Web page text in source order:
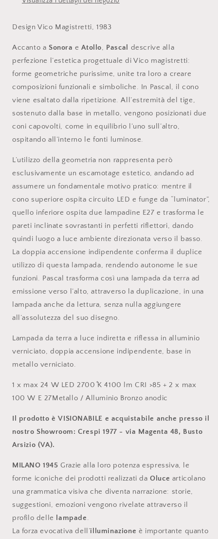
Design Vico Magistretti, 1983
Accanto a Sonora e Atollo, Pascal
descrive alla
perfezione l’estetica progettuale di Vico magistretti:
forme geometriche purissime, unite tra loro a creare
composizioni funzionali e simboliche. In Pascal, il cono
viene esaltato dalla ripetizione. All’estremità del tige,
sostenuto dalla base in metallo, vengono posizionati due
coni capovolti, come in equilibrio l’uno sull’altro,
ospitando all’interno le fonti luminose.
L’utilizzo della geometria non rappresenta però
esclusivamente un escamotage estetico, andando ad
assumere un fondamentale motivo pratico: mentre il
cono superiore ospita circuito LED e funge da “luminator”,
quello inferiore ospita due lampadine E27 e trasforma le
pareti inclinate sovrastanti in perfetti riflettori, dando
quindi luogo a luce ambiente direzionata verso il basso.
La doppia accensione indipendente conferma il duplice
utilizzo di questa lampada, rendendo autonome le sue
funzioni. Pascal trasforma così una lampada da terra ad
emissione verso l’alto, attraverso la duplicazione, in una
lampada anche da lettura, senza nulla aggiungere
all’assolutezza del suo disegno.
Lampada da terra a luce indiretta e riflessa in alluminio
verniciato, doppia accensione indipendente, base in
metallo verniciato.
1 x max 24 W LED 2700 ̊K 4100 lm CRI >85 + 2 x max
100 W E 27Metallo / Alluminio Bronzo anodic
Il prodotto è VISIONABILE e acquistabile anche presso il
nostro Showroom: Crespi 1977 - via Magenta 48, Busto
Arsizio (VA).
MILANO 1945 Grazie alla loro potenza espressiva, le
forme iconiche dei prodotti realizzati daOluce articolano
una grammatica visiva che diventa narrazione: storie,
suggestioni, emozioni vengono rivelate attraverso il
profilo delle
lampade.
La forza evocativa dell’illuminazione è importante quanto